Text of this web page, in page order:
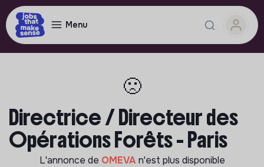
Menu
🙁
Directrice / Directeur des
Opérations Forêts - Paris
L'annonce de OMEVA n'est plus disponible